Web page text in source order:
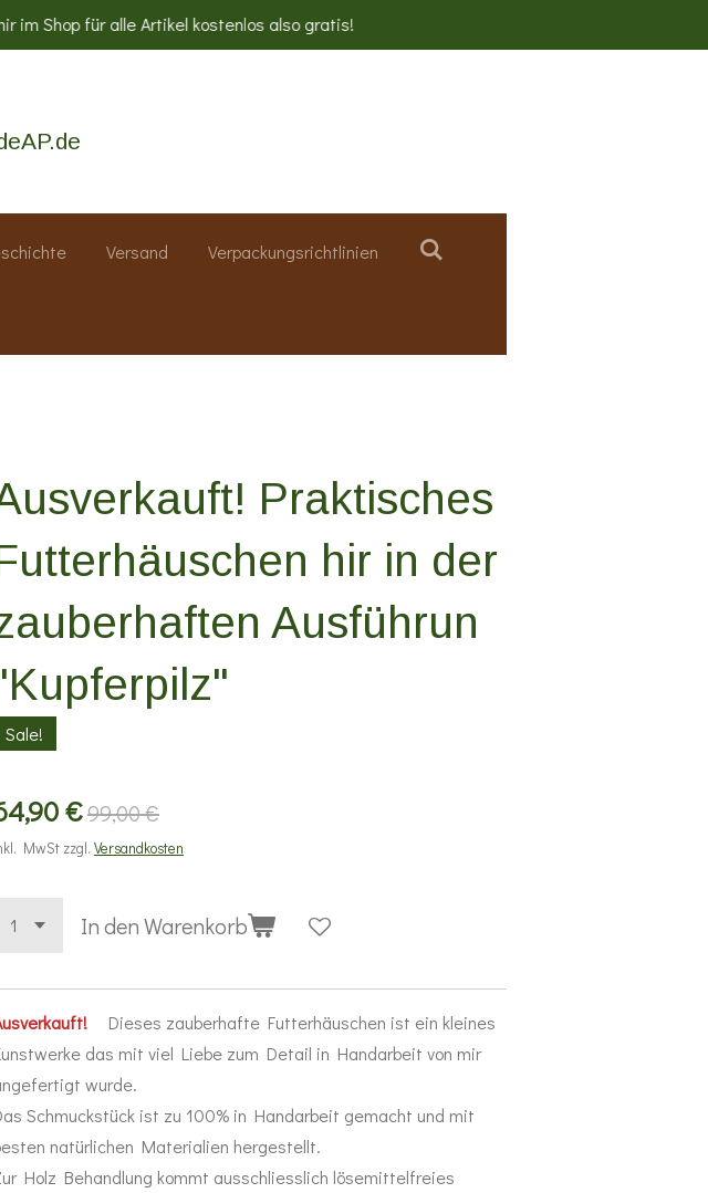
im Shop für alle Artikel kostenlos also gratis!
Versand Verpackungsrichtlinien
Praktisches
hir in der
Ausführun
Sale!
€99,00 €
MwSt zzgl. Versandkosten
In den Warenkorb
Dieses zauberhafte Futterhäuschen ist ein kleines
das mit viel Liebe zum Detail in Handarbeit von mir
wurde.
Schmuckstück ist zu 100% in Handarbeit gemacht und mit
natürlichen Materialien hergestellt.
Holz Behandlung kommt ausschliesslich lösemittelfreies